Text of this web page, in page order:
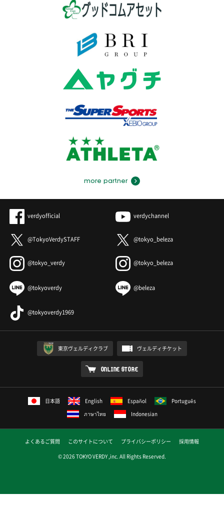
more partner
verdyofficial verdychannel
@TokyoVerdySTAFF @tokyo_beleza
@tokyo_verdy @tokyo_beleza
@tokyoverdy @beleza
@tokyoverdy1969
東京ヴェルディクラブ ヴェルディチケット
ONLINE STORE
日本語 English Español
Português
ภาษาไทย
Indonesian
よくあるご質問 このサイトについて プライバシーポリシー
採用情報
© 2026 TOKYO VERDY ,inc. All Rights Reserved.